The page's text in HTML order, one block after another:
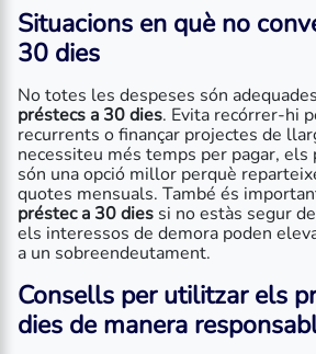
Situacions en què no
30 dies
No totes les despeses són
préstecs a 30 dies. Evita recórrer-hi
recurrents o finançar projectes de
necessiteu més temps per pagar,
són una opció millor perquè
quotes mensuals. També és
préstec a 30 dies si no estàs segur
els interessos de demora poden
a un sobreendeutament.
Consells per utilitzar els
dies de manera